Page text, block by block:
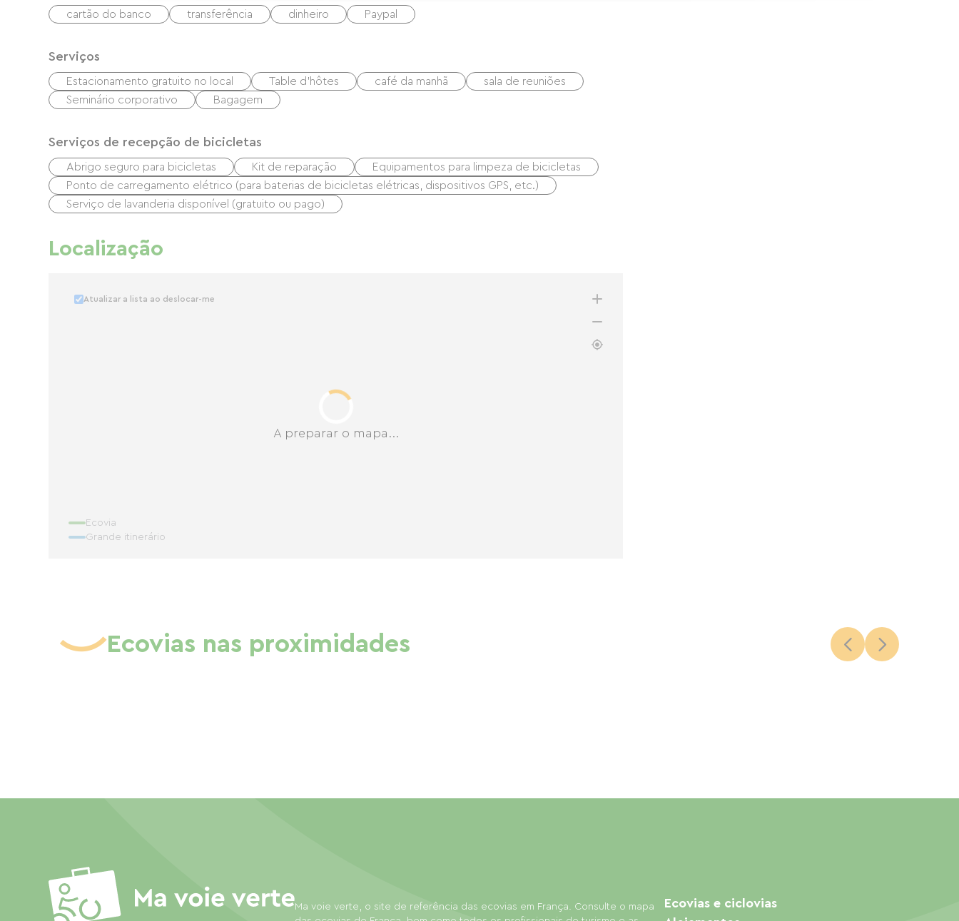
cartão do banco transferência dinheiro Paypal
Serviços
Estacionamento gratuito no local Table d'hôtes café da manhã
sala de reuniões
Seminário corporativo
Bagagem
Serviços de recepção de bicicletas
Abrigo seguro para bicicletas Kit de reparação
Equipamentos para limpeza de bicicletas
Ponto de carregamento elétrico (para baterias de bicicletas elétricas, dispositivos GPS, etc.)
Serviço de lavanderia disponível (gratuito ou pago)
Localização
A preparar o mapa...
Atualizar a lista ao deslocar-me
Ecovia
Grande itinerário
Ecovias nas proximidades
Ma voie verte, o site de referência das ecovias em França. Consulte o mapa
Ecovias e ciclovias